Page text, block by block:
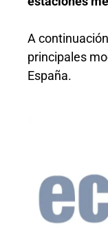
A
principales
España.